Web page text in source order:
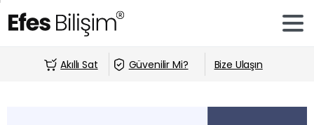
Akıllı Sat Güvenilir Mi? Bize Ulaşın